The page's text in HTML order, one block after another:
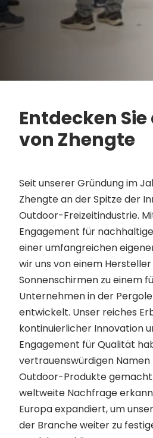
Entdecken Sie
von Zhengte
Seit unserer Gründung im
Zhengte an der Spitze der
Outdoor-Freizeitindustrie.
Engagement für
einer umfangreichen
wir uns von einem
Sonnenschirmen zu einem
Unternehmen in der
entwickelt. Unser reiches
kontinuierlicher Innovation
Engagement für Qualität
vertrauenswürdigen
Outdoor-Produkte
weltweite Nachfrage
Europa expandiert, um
der Branche weiter zu